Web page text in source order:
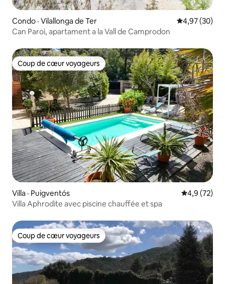
Condo · Vilallonga de Ter Note
4,97 (30)
Can Paroi, apartament a la Vall de Camprodon
Coup de cœur voyageurs
Coup de cœur voyageurs
Villa · Puigventós Note
4,9 (72)
Villa Aphrodite avec piscine chauffée et spa
Coup de cœur voyageurs
Coup de cœur voyageurs